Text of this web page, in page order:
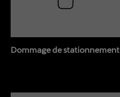
Dommage de stationnement